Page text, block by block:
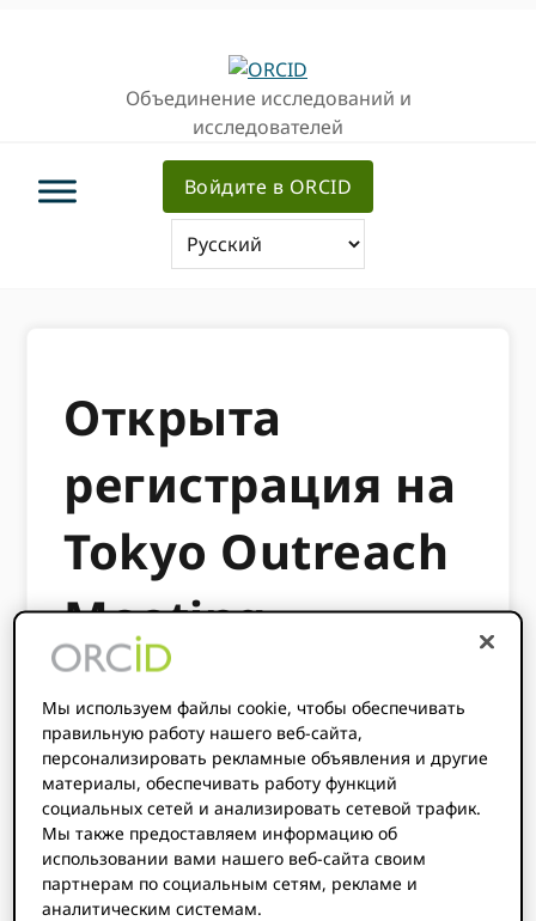
Объединение исследований и
исследователей
Войдите в ORCID
Открыта
регистрация на
Tokyo Outreach
Meeting
Этому контенту больше трех лет.
Информация, содержащаяся в этом
посте, может быть неточной.
Мы используем файлы cookie, чтобы обеспечивать
правильную работу нашего веб-сайта,
персонализировать рекламные объявления и другие
материалы, обеспечивать работу функций
социальных сетей и анализировать сетевой трафик.
Мы также предоставляем информацию об
использовании вами нашего веб-сайта своим
партнерам по социальным сетям, рекламе и
аналитическим системам.